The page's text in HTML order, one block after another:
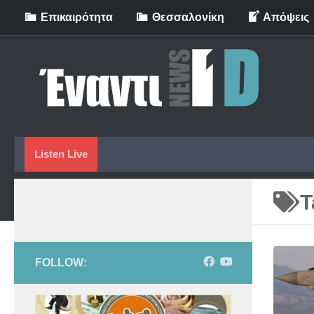
Skip to content
Eπικαιρότητα Θεσσαλονίκη Απόψεις
Listen Live
FOLLOW: